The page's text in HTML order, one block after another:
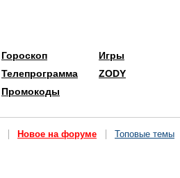
Гороскоп
Телепрограмма
Промокоды
Игры
ZODY
Новое на форуме Топовые темы